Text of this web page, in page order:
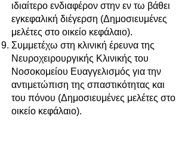
ιδιαίτερο ενδιαφέρον στην εν τω βάθει
εγκεφαλική διέγερση (Δημοσιευμένες
μελέτες στο οικείο κεφάλαιο).
Συμμετέχω στη κλινική έρευνα της
Νευροχειρουργικής Κλινικής του
Νοσοκομείου Ευαγγελισμός για την
αντιμετώπιση της σπαστικότητας και
του πόνου (Δημοσιευμένες μελέτες στο
οικείο κεφάλαιο).